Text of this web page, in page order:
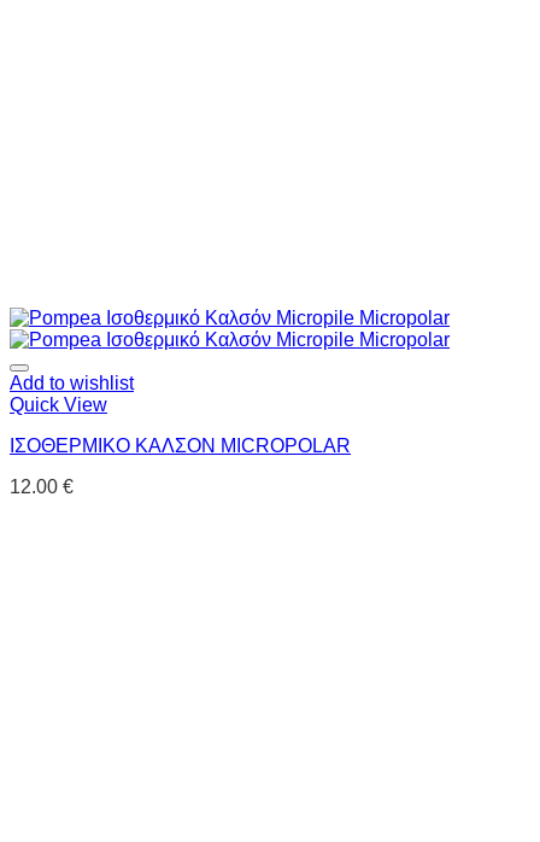
Add to wishlist
Quick View
ΙΣΟΘΕΡΜΙΚΟ ΚΑΛΣΟΝ MICROPOLAR
12.00 €